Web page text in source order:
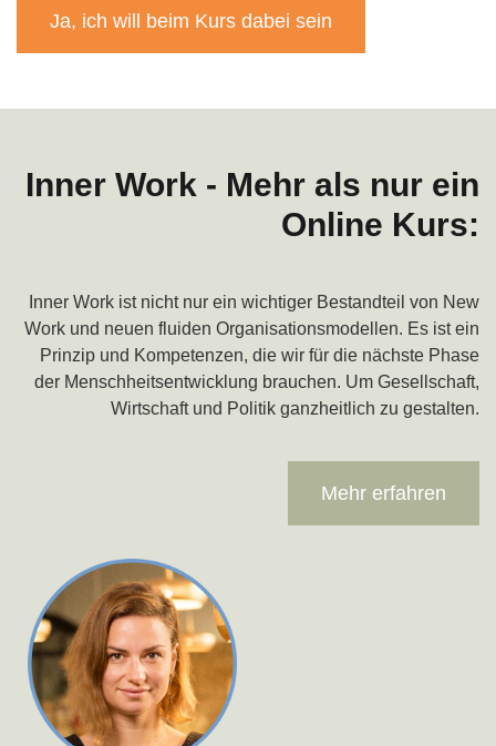
Ja, ich will beim Kurs dabei sein
Inner Work - Mehr als nur ein
Online Kurs:
Inner Work ist nicht nur ein wichtiger Bestandteil von New
Work und neuen fluiden Organisationsmodellen. Es ist ein
Prinzip und Kompetenzen, die wir für die nächste Phase
der Menschheitsentwicklung brauchen. Um Gesellschaft,
Wirtschaft und Politik ganzheitlich zu gestalten.
Mehr erfahren